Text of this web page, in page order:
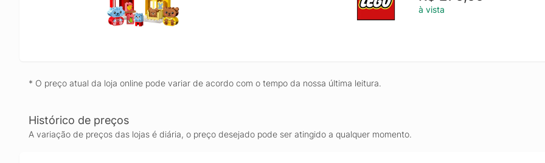
à vista
* O preço atual da loja online pode variar de acordo com o tempo da nossa última leitura.
Histórico de preços
A variação de preços das lojas é diária, o preço desejado pode ser atingido a qualquer momento.